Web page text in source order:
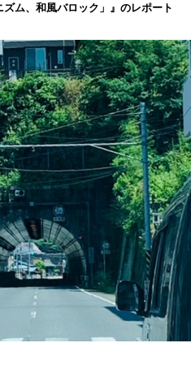
ズム、和風バロック」』のレポート